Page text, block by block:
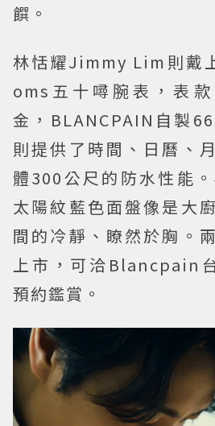
饌。
林恬耀Jimmy Lim則戴
oms五十噚腕表，表
金，BLANCPAIN自製
則提供了時間、日曆、
體300公尺的防水性能
太陽紋藍色面盤像是大
間的冷靜、瞭然於胸。
上市，可洽Blancpain
預約鑑賞。